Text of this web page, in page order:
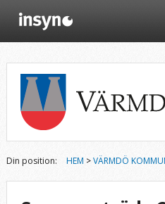
Din position: HEM >VÄRMDÖ